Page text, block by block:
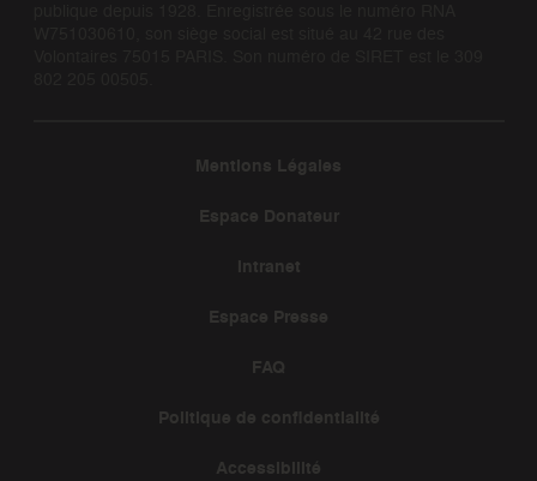
Mentions Légales
Espace Donateur
Intranet
Espace Presse
FAQ
Politique de confidentialité
Accessibilité